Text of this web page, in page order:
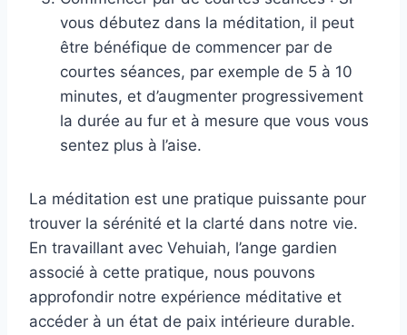
vous débutez dans la méditation, il peut
être bénéfique de commencer par de
courtes séances, par exemple de 5 à 10
minutes, et d’augmenter progressivement
la durée au fur et à mesure que vous vous
sentez plus à l’aise.
La méditation est une pratique puissante pour
trouver la sérénité et la clarté dans notre vie.
En travaillant avec Vehuiah, l’ange gardien
associé à cette pratique, nous pouvons
approfondir notre expérience méditative et
accéder à un état de paix intérieure durable.